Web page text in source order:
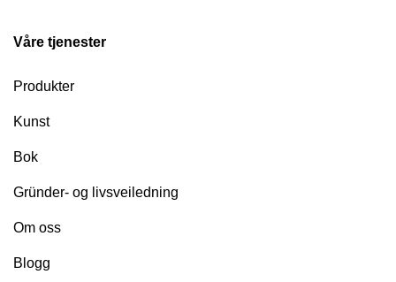
Våre tjenester
Produkter
Kunst
Bok
Gründer- og livsveiledning
Om oss
Blogg